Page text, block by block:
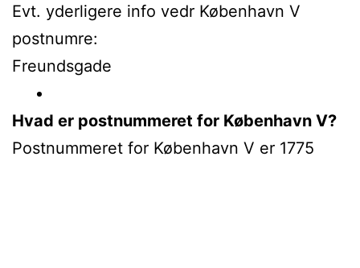
Evt. yderligere info vedr København V
postnumre:
Freundsgade
Hvad er postnummeret for København V?
Postnummeret for København V er 1775